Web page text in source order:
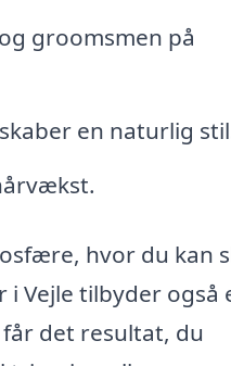
groomsmen på
en naturlig
hvor du kan
Vejle tilbyder også
det resultat, du